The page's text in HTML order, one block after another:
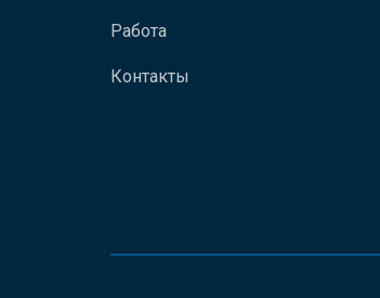
Работа
Контакты